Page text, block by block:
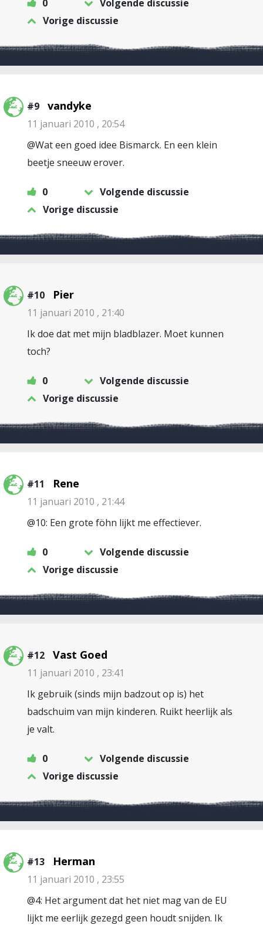
0
Volgende discussie
Vorige discussie
#9 vandyke
11 januari 2010 , 20:54
@Wat een goed idee Bismarck. En een klein
beetje sneeuw erover.
0
Volgende discussie
Vorige discussie
#10 Pier
11 januari 2010 , 21:40
Ik doe dat met mijn bladblazer. Moet kunnen
toch?
0
Volgende discussie
Vorige discussie
#11 Rene
11 januari 2010 , 21:44
@10: Een grote föhn lijkt me effectiever.
0
Volgende discussie
Vorige discussie
#12 Vast Goed
11 januari 2010 , 23:41
Ik gebruik (sinds mijn badzout op is) het
badschuim van mijn kinderen. Ruikt heerlijk als
je valt.
0
Volgende discussie
Vorige discussie
#13 Herman
11 januari 2010 , 23:55
@4: Het argument dat het niet mag van de EU
lijkt me eerlijk gezegd geen houdt snijden. Ik